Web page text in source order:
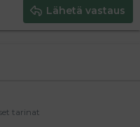
Lähetä vastaus
tarinat